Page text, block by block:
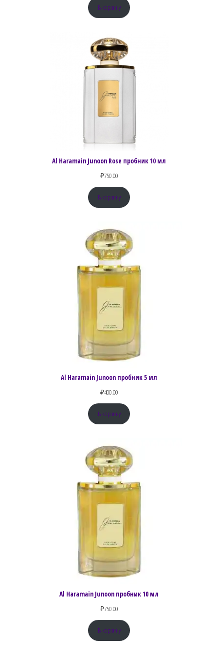
В корзину
Al Haramain Junoon Rose пробник 10 мл
₽750.00
В корзину
Al Haramain Junoon пробник 5 мл
₽400.00
В корзину
Al Haramain Junoon пробник 10 мл
₽750.00
В корзину